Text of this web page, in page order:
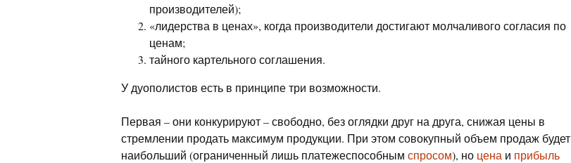
производителей);
«лидерства в ценах», когда производители достигают молчаливого согласия по
ценам;
тайного картельного соглашения.
У дуополистов есть в принципе три возможности.
Первая – они конкурируют – свободно, без оглядки друг на друга, снижая цены в
стремлении продать максимум продукции. При этом совокупный объем продаж будет
наибольший (ограниченный лишь платежеспособным спросом), но цена и прибыль